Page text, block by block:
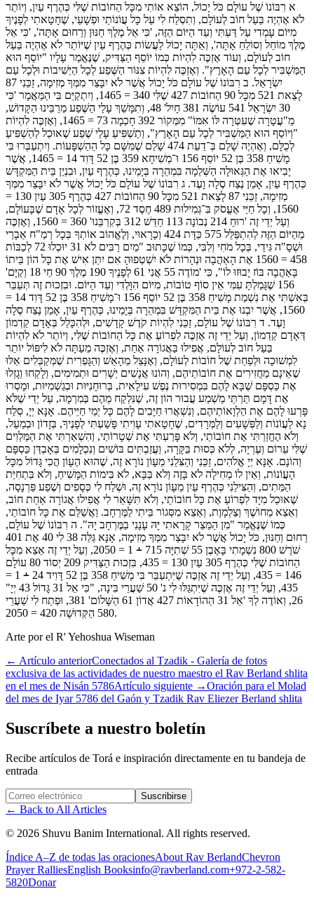
א רִבּוֹנוֹ שֶׁל עוֹלָם כֹּל יָכוֹל, הוֹצֵא אוֹתִי מִכָּל הַחוֹבוֹת שֶׁלִּי כְּהֶרֶף עַיִן, וְיוֹתֵר
לֹא אֶהְיֶה בַּעַל חוֹב לְעוֹלָם, וְתִסְלַח לִי עַל כָּל עֲוֹנוֹתַי וּפְשָׁעַי, שֶׁחָטָאתִי לְפָנֶיךָ
מִיּוֹם עָמְדִי עַל דַּעְתִּי וְעַד הַיּוֹם הַזֶּה, 'כִּי אֵל מֶלֶךְ חַנּוּן וְרַחוּם אָתָּה', 'כִּי אֵל
מֶלֶךְ מוֹחֵל וְסוֹלֵחַ אָתָּה', וְאַתָּה יָכוֹל לַעֲשׂוֹת כְּהֶרֶף עַיִן שֶׁיּוֹתֵר לֹא אֶהְיֶה בַּעַל
חוֹב לְעוֹלָם, וְעוֹד אֶזְכֶּה לִהְיוֹת כְּמוֹ יוֹסֵף הַצַּדִּיק, שֶׁנֶּאֱמַר עָלָיו "יוֹסֵף הוּא
הַמַּשְׁבִּיר לְכָל עַם הָאָרֶץ". וְאֶזְכֶּה לִהְיוֹת צִנּוֹר הַשֶּׁפַע לְכָל הַיְּשִׁיבוֹת וּלְכָל עַם
יִשְׂרָאֵל. ב רִבּוֹנוֹ שֶׁל עוֹלָם כֹּל יָכוֹל אֲשֶׁר לֹא יִבָּצֵר מִמְּךָ מְזִימָה, זַכֵּנִי 87
לָצֵאת 521 מִכָּל 90 הַחוֹבוֹת 427 שֶׁלִּי 340 = 1465, וְיִתְקַיֵּם בִּי הַמַּאֲמָר 'כִּי
30 יִשְׂרָאֵל 541 עוֹשֶׂה 381 חָיִל' 48, וְתִמָּשֵׁךְ עָלַי הַשֶּׁפַע מֵרַבֵּינוּ הַקָּדוֹשׁ,
מֵ"עֲטָרָה שֶׁעִטְּרָה לּוֹ אִמּוֹ" מִמְּקוֹר 392 חָכְמָה 73 = 1465, וְאֶזְכֶּה לִהְיוֹת
"וְיוֹסֵף הוּא הַמַּשְׁבִּיר לְכָל עַם הָאָרֶץ", וְתַשְׁפִּיעַ עָלַי שֶׁפַע שֶׁאוּכַל לְהַשְׁפִּיעַ
לְכֻלָּם, וְאֶהְיֶה שָׁלֵם בְּ־דַעַת 474 שָׁלֵם שֶׁמִּשָּׁם כָּל הַהַשְׁפָּעוֹת. וְיִתְעַבְּרוּ בִּי
מָשִׁיחַ 358 בֶּן 52 יוֹסֵף 156 וּ־מְשִׁיחָא 359 בֶּן 52 דָּוִד 14 = 1465, אֲשֶׁר
יָבִיאוּ אֶת הַגְּאוּלָה הַשְּׁלֵמָה בִּמְהֵרָה בְּיָמֵינוּ, כְּהֶרֶף עַיִן, וּבִנְיַן בֵּית הַמִּקְדָּשׁ
כְּהֶרֶף עַיִן, אָמֵן נֶצַח סֶלָה וָעֶד. ג רִבּוֹנוֹ שֶׁל עוֹלָם כֹּל יָכוֹל אֲשֶׁר לֹא יִבָּצֵר מִמְּךָ
מְזִימָה, זַכֵּנִי 87 לָצֵאת 521 מִכָּל 90 הַחוֹבוֹת 427 כְּהֶרֶף 305 עַיִן 130 =
1560, וְכָל חַיַּי אֶעֱסֹק בִּ־גְמִילוּת 489 חֶסֶד 72, וְאֶעֱזוֹר לְכָל אָדָם שֶׁבָּעוֹלָם,
וְעַל יְדֵי זֶה 'רוּחַ 214 נְבוֹנָה 113 חַדֵּשׁ 312 בְּקִרְבֵּנוּ' 360 = 1560, וְאֶזְכֶּה
מֵהַיּוֹם הַזֶּה לְהִתְפַּלֵּל 575 כַּדָּת 424 וְכָרָאוּי, וְלֶאֱהוֹב אוֹתְךָ בְּכָל רְמַ"ח אֵבָרַי
וּשְׁסָ"ה גִּידַי, בְּכָל מֹחִי וְלִבִּי, כְּמוֹ שֶׁכָּתוּב "מַיִם רַבִּים לֹא 31 יוּכְלוּ 72 לְכַבּוֹת
458 = 1560 אֶת הָאַהֲבָה וּנְהָרוֹת לֹא יִשְׁטְפוּהָ אִם יִתֵּן אִישׁ אֶת כָּל הוֹן בֵּיתוֹ
בָּאַהֲבָה בּוֹז יָבוּזוּ לוֹ", כִּי 'מוֹדֶה 55 אֲנִי 61 לְפָנֶיךָ 190 מֶלֶךְ 90 חַי 18 וְקַיָּם'
156 שֶׁגָּמַלְתָּ עִמִּי אֵין סוֹף טוֹבוֹת, מִיּוֹם הִוָּלְדִי וְעַד הַיּוֹם. וּבִזְכוּת זֶה תְּעַבֵּר
בְּאִשְׁתִּי אֶת נִשְׁמַת מָשִׁיחַ 358 בֶּן 52 יוֹסֵף 156 וּ־מָשִׁיחַ 358 בֶּן 52 דָּוִד 14 =
1560, אֲשֶׁר יִבְנוּ אֶת בֵּית הַמִּקְדָּשׁ בִּמְהֵרָה בְּיָמֵינוּ, כְּהֶרֶף עַיִן, אָמֵן נֶצַח סֶלָה
וָעֶד. ד רִבּוֹנוֹ שֶׁל עוֹלָם, זַכֵּנִי לִהְיוֹת קֹדֶשׁ קָדָשִׁים, וּלְהִכָּלֵל בְּאָדָם קַדְמוֹן
דְּאָדָם קַדְמוֹן, וְעַל יְדֵי זֶה אֶזְכֶּה לִפְרוֹעַ אֶת כָּל הַחוֹבוֹת שֶׁלִּי, וְיוֹתֵר לֹא לִהְיוֹת
בַּעַל חוֹב לְעוֹלָם, אֲפִילוּ בַּאֲגוֹרָה אַחַת, וְאֶזְכֶּה מֵעַתָּה לֹא לִיפּוֹל יוֹתֵר
לִמְשׁוּכָה וּלְפַחַת שֶׁל חוֹבוֹת לְעוֹלָם, וְאֶנָּצֵל מֵהָאֵשׁ וְהַגָּפְרִית שֶׁמְּקַבְּלִים אֵלּוּ
שֶׁאֵינָם מַחֲזִירִים אֶת חוֹבוֹתֵיהֶם, וְהוֹנוּ אֲנָשִׁים יְשָׁרִים וּתְמִימִים, וְלָקְחוּ וְגָזְלוּ
אֶת כַּסְפָּם שֶׁבָּא לָהֶם בִּמְסִירוּת נֶפֶשׁ עִילָאִית, בְּרוּחָנִיּוּת וּבְגַשְׁמִיּוּת, וּמָסְרוּ
אֶת דָּמָם תַּרְתֵּי מַשְׁמַע עֲבוּר הוֹן זֶה, שֶׁנִּלְקַח מֵהֶם בְּמִרְמָה, עַל יְדֵי שֶׁלֹּא
פָּרְעוּ לָהֶם אֶת הַלְוָאוֹתֵיהֶם, וְנִשְׁאֲרוּ חַיָּבִים לָהֶם כָּל יְמֵי חַיֵּיהֶם. אָנָּא יְיָ, סְלַח
נָא לַעֲוֹנוֹת וְלַפְּשָׁעִים וְלַמְּרָדִים, שֶׁחָטָאתִי עָוִיתִי פָּשַׁעְתִּי לְפָנֶיךָ, בְּזָדוֹן וּבְמַעַל,
וְלֹא הֶחֱזַרְתִּי אֶת חוֹבוֹתַי, וְלֹא פָּרַעְתִּי אֶת שְׁטָרוֹתַי, וְהִשְׁאַרְתִּי אֶת הַמַּלְוִים
שֶׁלִּי עֵרוֹם וְעֶרְיָה, לְלֹא כְּסוּת בַּקָּרָה, וַעֲזַבְתִּים בּוֹשִׁים וְנִכְלָמִים בְּאָבְדַּן כַּסְפָּם
וְהוֹנָם. אָנָּא יְיָ אֱלֹהִים, זַכֵּנִי וְהַצִּלֵנִי מֵעָוֹן נוֹרָא זֶה, שֶׁהוּא הֶעָוֹן הֲכִי גָּדוֹל מִכָּל
הָעֲוֹנוֹת, וְאֵין לוֹ מְחִילָה לֹא בָּזֶה וְלֹא בַּבָּא, לֹא בִּימוֹת הַמָּשִׁיחַ, וְלֹא בִּתְחִיַּת
הַמֵּתִים, וְהַצִּילֵנִי כְּהֶרֶף עַיִן מֵעָוֹן נוֹרָא זֶה, וּשְׁלַח לִי כְּסָפִים וְשֶׁפַע פַּרְנָסָה,
שֶׁאוּכַל מִיָּד לִפְרוֹעַ אֶת כָּל חוֹבוֹתַי, וְלֹא תִּשָּׁאֵר לִי אֲפִילוּ אֲגוֹרָה אַחַת חוֹב,
וְאֵצֵא מֵחוֹשֶׁךְ וְצַלְמָוֶת, וְאֵצֵא מִסְּגוֹר בֵּיתִי לַמֶּרְחָב. וַאֲשַׁלֵּם אֶת כָּל חוֹבוֹתַי,
כְּמוֹ שֶׁנֶּאֱמַר "מִן הַמֵּצַר קָרָאתִי יָּהּ עָנָנִי בַמֶּרְחָב יָהּ". ה רִבּוֹנוֹ שֶׁל עוֹלָם,
רַחוּם וְחַנּוּן, כֹּל יָכוֹל אֲשֶׁר לֹא יִבָּצֵר מִמְּךָ מְזִימָה, אָנָּא גַּלֵּה 38 לִי 40 אֶת 401
שֹׁרֶשׁ 800 נִשְׁמָתִי בָּאֶבֶן 55 שְׁתִיָּה 715 ﬩ 1 = 2050, וְעַל יְדֵי זֶה אֵצֵא מִכָּל
הַחוֹבוֹת שֶׁלִּי כְּהֶרֶף 305 עַיִן 130 = 435, בִּזְכוּת הַצַּדִּיק 209 יְסוֹד 80 עוֹלָם
146 = 435, וְעַל יְדֵי זֶה אֶזְכֶּה שֶׁיִּתְעַבֵּר בִּי מָשִׁיחַ 358 בֶּן 52 דָּוִיד 24 ﬩ 1 =
435, וְעַל יְדֵי זֶה אֶזְכֶּה שֶׁיִּתְגַּלּוּ לִי נ' 50 שַׁעֲרֵי בִּינָה, "כִּי אֵל 31 גָּדוֹל 43 יְיָ"
26, וְאוֹדֶה לְךָ 'אֵל 31 הַהוֹדָאוֹת 427 אֲדוֹן 61 הַשָּׁלוֹם' 381, וּפְתַח לִי שַׁעֲרֵי
580 הַקְּדוּשָׁה 420 = 2050.
Arte por el R' Yehoshua Wiseman
← Artículo anteriorConectados al Tzadik - Galería de fotos
exclusiva de las actividades de nuestro maestro el Rav Berland shlita
en el mes de Nisán 5786Artículo siguiente →Oración para el Molad
del mes de Iyar 5786 del Gaón y Tzadik Rav Eliezer Berland shlita
Suscríbete a nuestro boletín
Recibe artículos de Torá e inspiración directamente en tu bandeja de
entrada
Website (leave blank) Suscribirse
← Back to All Articles
© 2026 Shuvu Banim International. All rights reserved.
Índice A–Z de todas las oracionesAbout Rav BerlandChevron
Prayer RalliesEnglish Booksinfo@ravberland.com+972-2-582-
5820Donar